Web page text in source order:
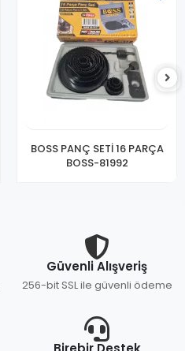
BOSS PANÇ SETİ 16 PARÇA
BOSS-81992
Güvenli Alışveriş
256-bit SSL ile güvenli ödeme